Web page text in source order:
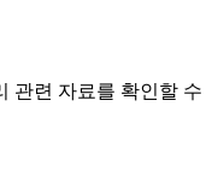
관련 자료를 확인할 수